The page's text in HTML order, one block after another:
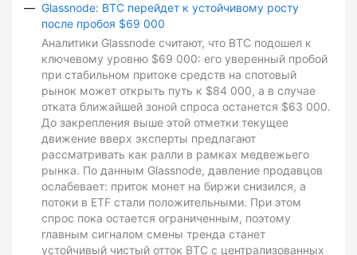
Glassnode: BTC перейдет к устойчивому росту
после пробоя $69 000
Аналитики Glassnode считают, что BTC подошел к
ключевому уровню $69 000: его уверенный пробой
при стабильном притоке средств на спотовый
рынок может открыть путь к $84 000, а в случае
отката ближайшей зоной спроса останется $63 000.
До закрепления выше этой отметки текущее
движение вверх эксперты предлагают
рассматривать как ралли в рамках медвежьего
рынка. По данным Glassnode, давление продавцов
ослабевает: приток монет на биржи снизился, а
потоки в ETF стали положительными. При этом
спрос пока остается ограниченным, поэтому
главным сигналом смены тренда станет
устойчивый чистый отток BTC с централизованных